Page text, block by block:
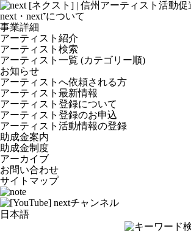
next・next⁺について
事業詳細
アーティスト紹介
アーティスト検索
アーティスト一覧 (カテゴリー順)
お知らせ
アーティストへ依頼される方
アーティスト最新情報
アーティスト登録について
アーティスト登録のお申込
アーティスト活動情報の登録
助成金案内
助成金制度
アーカイブ
お問い合わせ
サイトマップ